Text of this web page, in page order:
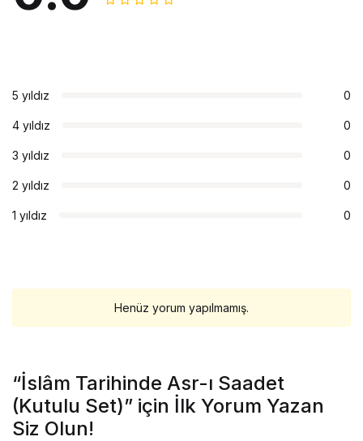
5 yıldız 0
4 yıldız 0
3 yıldız 0
2 yıldız 0
1 yıldız 0
Henüz yorum yapılmamış.
“İslâm Tarihinde Asr-ı Saadet
(Kutulu Set)” için İlk Yorum Yazan
Siz Olun!